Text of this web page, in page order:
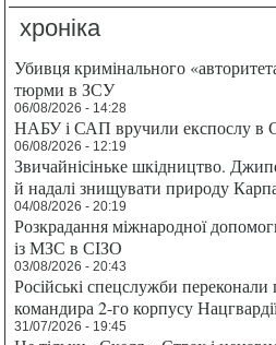
хроніка
Убивця кримінального
тюрми в ЗСУ
06/08/2026 - 14:28
НАБУ і САП вручили експослу в
06/08/2026 - 12:19
Звичайнісіньке шкідництво.
й надалі знищувати природу
04/08/2026 - 20:19
Розкрадання міжнародної
із МЗС в СІЗО
03/08/2026 - 20:43
Російські спецслужби переконали
командира 2-го корпусу
31/07/2026 - 19:45